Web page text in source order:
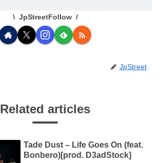
JpStreetFollow
JpStreet
Related articles
Tade Dust – Life Goes On (feat.
Bonbero)[prod. D3adStock]